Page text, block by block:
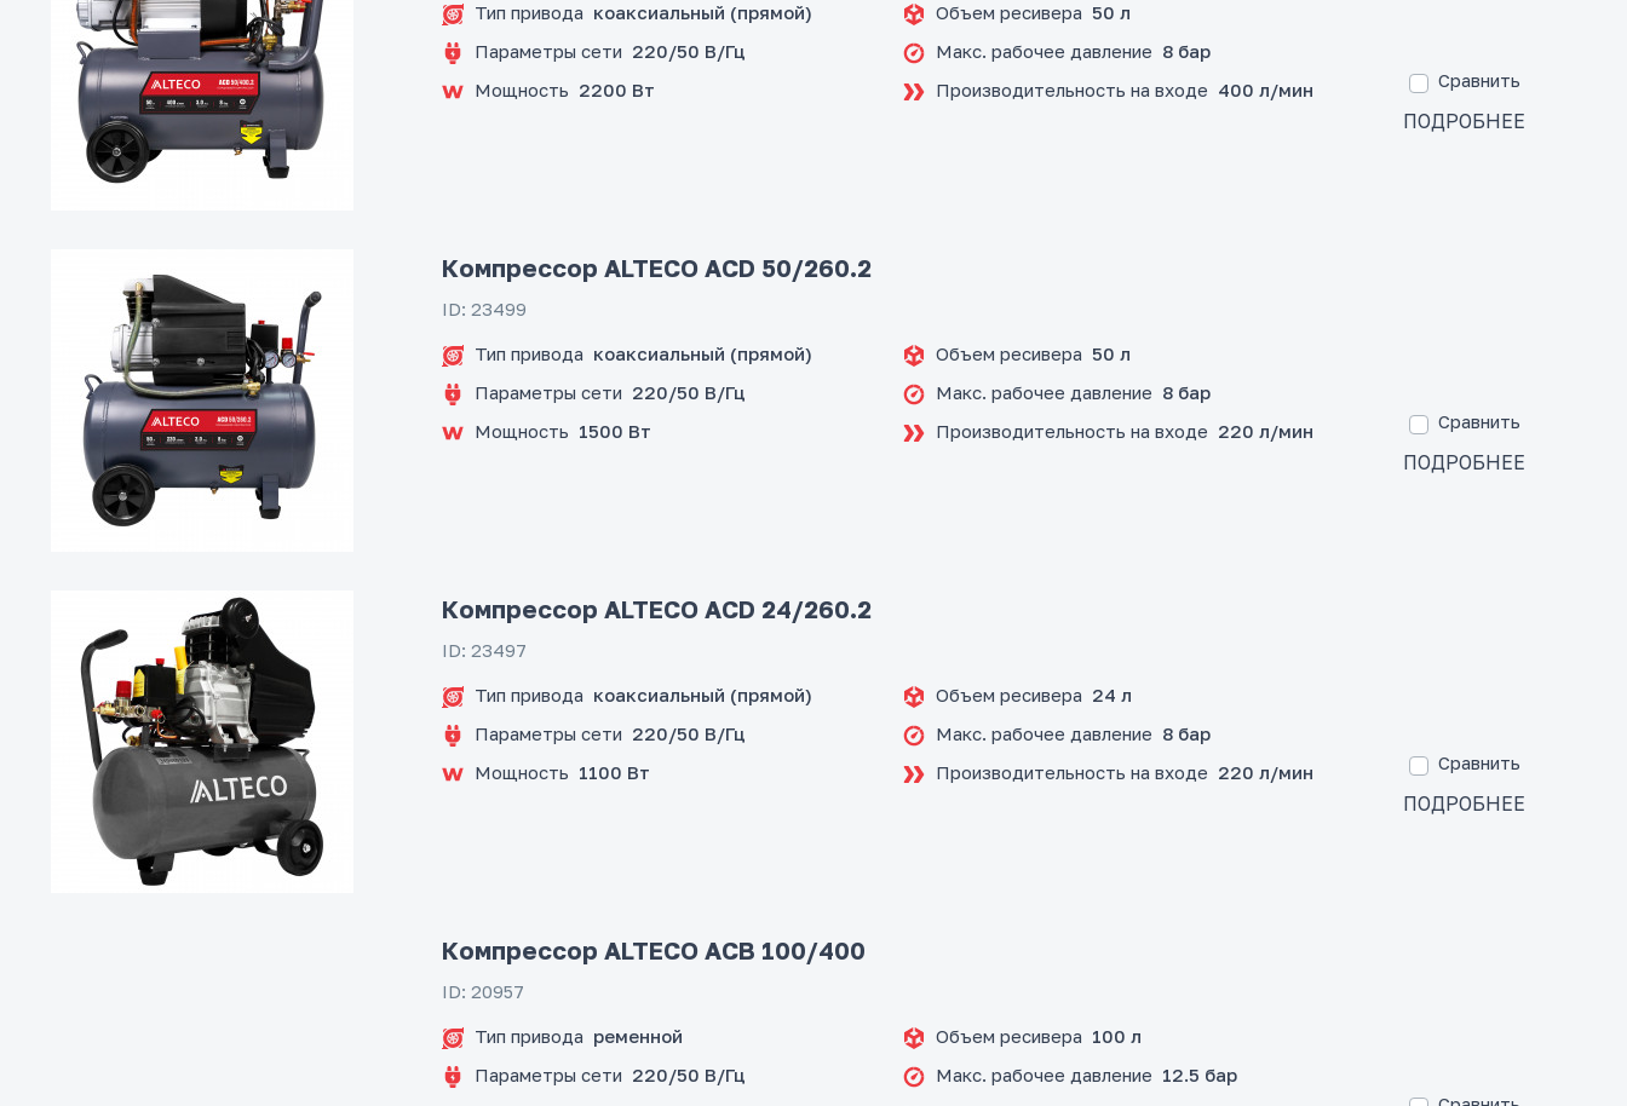
Тип привода коаксиальный (прямой)
Параметры сети 220/50 В/Гц
Мощность 2200 Вт
Объем ресивера 50 л
Макс. рабочее давление 8 бар
Производительность на входе 400 л/мин Сравнить
ПОДРОБНЕЕ
Компрессор ALTECO ACD 50/260.2
ID: 23499
Тип привода коаксиальный (прямой)
Параметры сети 220/50 В/Гц
Мощность 1500 Вт
Объем ресивера 50 л
Макс. рабочее давление 8 бар
Производительность на входе 220 л/мин Сравнить
ПОДРОБНЕЕ
Компрессор ALTECO ACD 24/260.2
ID: 23497
Тип привода коаксиальный (прямой)
Параметры сети 220/50 В/Гц
Мощность 1100 Вт
Объем ресивера 24 л
Макс. рабочее давление 8 бар
Производительность на входе 220 л/мин Сравнить
ПОДРОБНЕЕ
Компрессор ALTECO ACB 100/400
ID: 20957
Тип привода ременной
Параметры сети 220/50 В/Гц
Объем ресивера 100 л
Макс. рабочее давление 12.5 бар